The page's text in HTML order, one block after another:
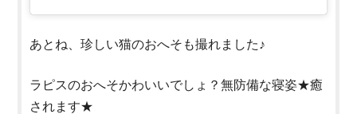
あとね、珍しい猫のおへそも撮れました♪
ラピスのおへそかわいいでしょ？無防備な寝姿★癒
されます★